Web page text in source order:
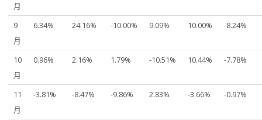
月
9
月
6.34% 24.16% -10.00% 9.09% 10.00% -8.24%
10
月
0.96% 2.16% 1.79% -10.51% 10.44% -7.78%
11
月
-3.81% -8.47% -9.86% 2.83% -3.66% -0.97%